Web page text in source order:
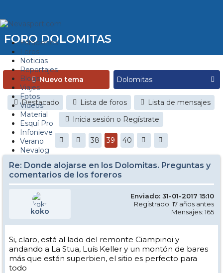
Estaciones
Foros
Noticias
Reportajes
Blogs
Viajes
Fotos
Videos
Material
Esquí Pro
Infonieve
Verano
Nevalog
FORO DOLOMITAS
Nuevo tema
Destacado Lista de foros
Lista de mensajes
Inicia sesión o Regístrate
38 39 40
Re: Donde alojarse en los Dolomitas. Preguntas y
comentarios de los foreros
koko
Enviado: 31-01-2017 15:10
Registrado: 17 años antes
Mensajes: 165
Si, claro, está al lado del remonte Ciampinoi y
andando a La Stua, Luís Keller y un montón de bares
más que están superbien, el sitio es perfecto para
todo